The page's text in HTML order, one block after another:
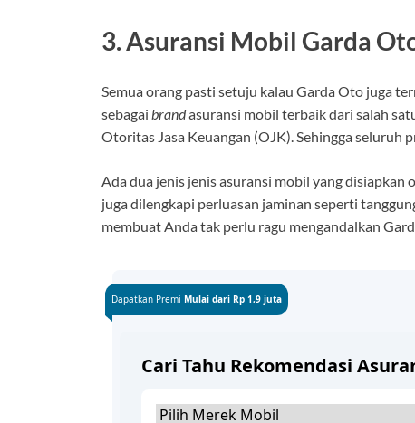
3. Asuransi Mobil Garda
Semua orang pasti setuju kalau Garda Oto juga
sebagai brandasuransi mobil terbaik dari salah
Otoritas Jasa Keuangan (OJK). Sehingga
Ada dua jenis jenis asuransi mobil yang disiapkan
juga dilengkapi perluasan jaminan seperti
membuat Anda tak perlu ragu mengandalkan